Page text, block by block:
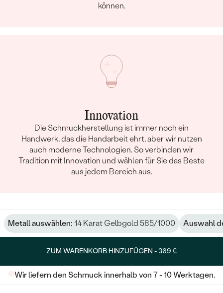
können.
Innovation
Die Schmuckherstellung ist immer noch ein
Handwerk, das die Handarbeit ehrt, aber wir nutzen
auch moderne Technologien. So verbinden wir
Tradition mit Innovation und wählen für Sie das Beste
aus jedem Bereich aus.
Metall auswählen: 14 Karat Gelbgold 585/1000 Auswahl
ZUM WARENKORB HINZUFÜGEN -369 €
Wir liefern den Schmuck innerhalb von 7 - 10 Werktagen.